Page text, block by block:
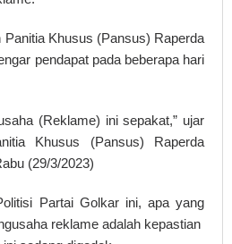
Panitia Khusus (Pansus) Raperda
pendapat pada beberapa hari
(Reklame) ini sepakat,” ujar
Khusus (Pansus) Raperda
(29/3/2023)
Partai Golkar ini, apa yang
reklame adalah kepastian